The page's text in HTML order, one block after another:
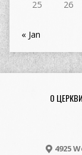
25
26
« Jan
О ЦЕРКВИ
4925